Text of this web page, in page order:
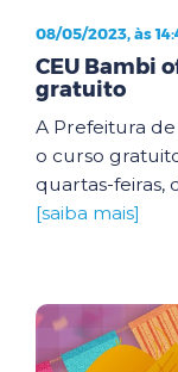
08/05/2023, às
CEU Bambi
gratuito
A Prefeitura
o curso
quartas-feiras,
[saiba mais]